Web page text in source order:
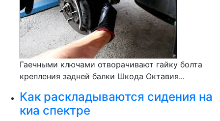
Гаечными ключами отворачивают гайку болта
крепления задней балки Шкода Октавия...
Как раскладываются сидения на
киа спектре